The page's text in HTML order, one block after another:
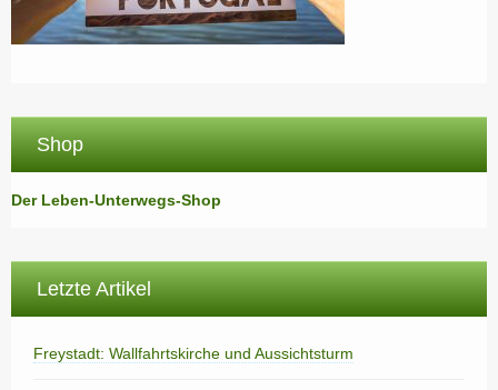
Shop
Der Leben-Unterwegs-Shop
Letzte Artikel
Freystadt: Wallfahrtskirche und Aussichtsturm